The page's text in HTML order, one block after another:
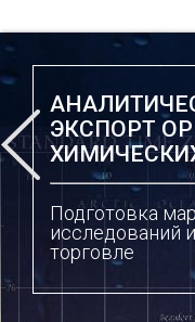
ЭКСПОРТ
Подготовка
исследований
торговле